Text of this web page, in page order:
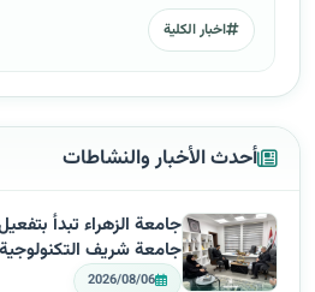
اخبار الكلية
أحدث الأخبار والنشاطات
جامعة الزهراء تبدأ
جامعة شريف التكنولوجية
2026/08/06